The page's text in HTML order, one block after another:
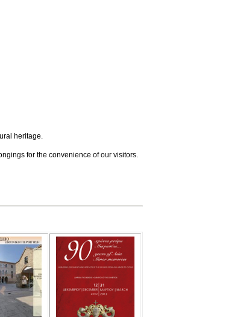
heritage.
for the convenience of our visitors.